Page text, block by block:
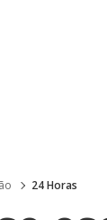
24 Horas